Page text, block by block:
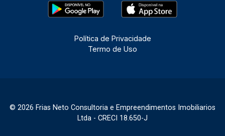
Política de Privacidade
Termo de Uso
© 2026 Frias Neto Consultoria e Empreendimentos Imobiliarios
Ltda - CRECI 18.650-J